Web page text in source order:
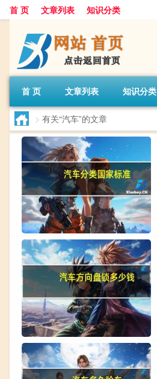
首 页 文章列表 知识分类
首 页 文章列表 知识分类
> 有关“汽车”的文章